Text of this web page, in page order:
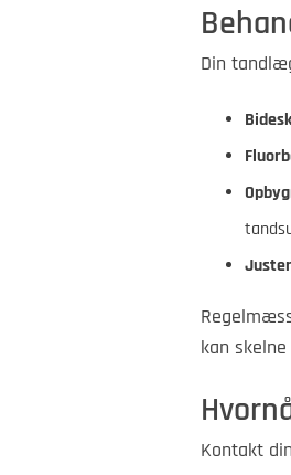
Din
kan
Kontakt